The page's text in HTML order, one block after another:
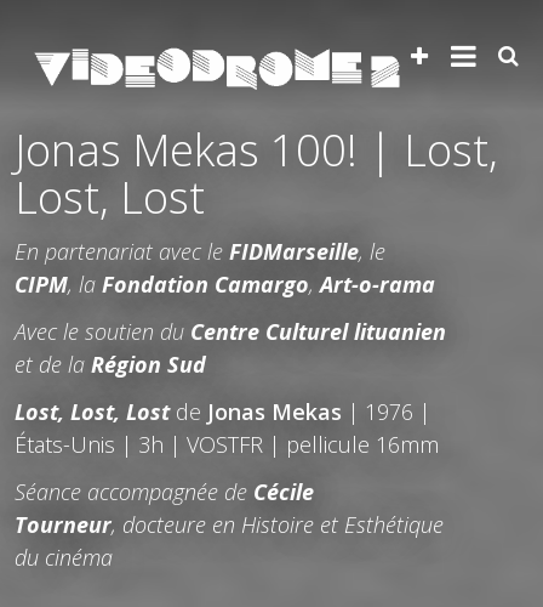
Jonas Mekas 100! | Lost,
Lost, Lost
En partenariat avec le FIDMarseille, le
CIPM, la Fondation Camargo,Art-o-rama
Avec le soutien du Centre Culturel lituanien
et de la Région Sud
Lost, Lost, Lostde Jonas Mekas | 1976 |
États-Unis | 3h | VOSTFR | pellicule 16mm
Séance accompagnée de Cécile
Tourneur, docteure en Histoire et Esthétique
du cinéma